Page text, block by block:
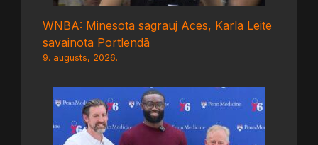
WNBA: Minesota sagrauj Aces, Karla Leite
savainota Portlendā
9. augusts, 2026.